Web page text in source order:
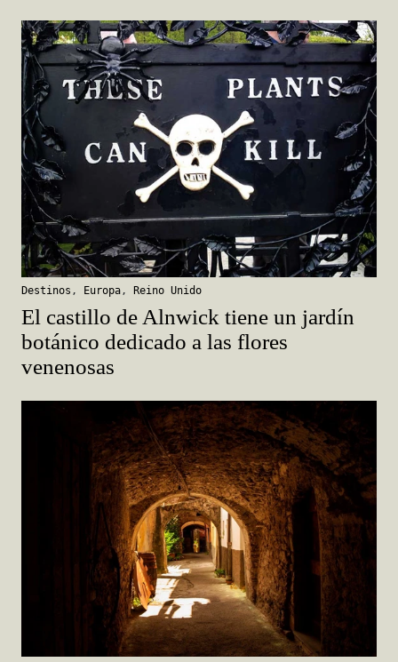
Destinos , Europa , Reino Unido
El castillo de Alnwick tiene un jardín
botánico dedicado a las flores
venenosas